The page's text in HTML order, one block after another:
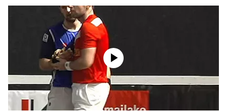
Herri-kirolak
Balonmano